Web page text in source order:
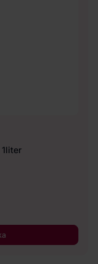
1liter